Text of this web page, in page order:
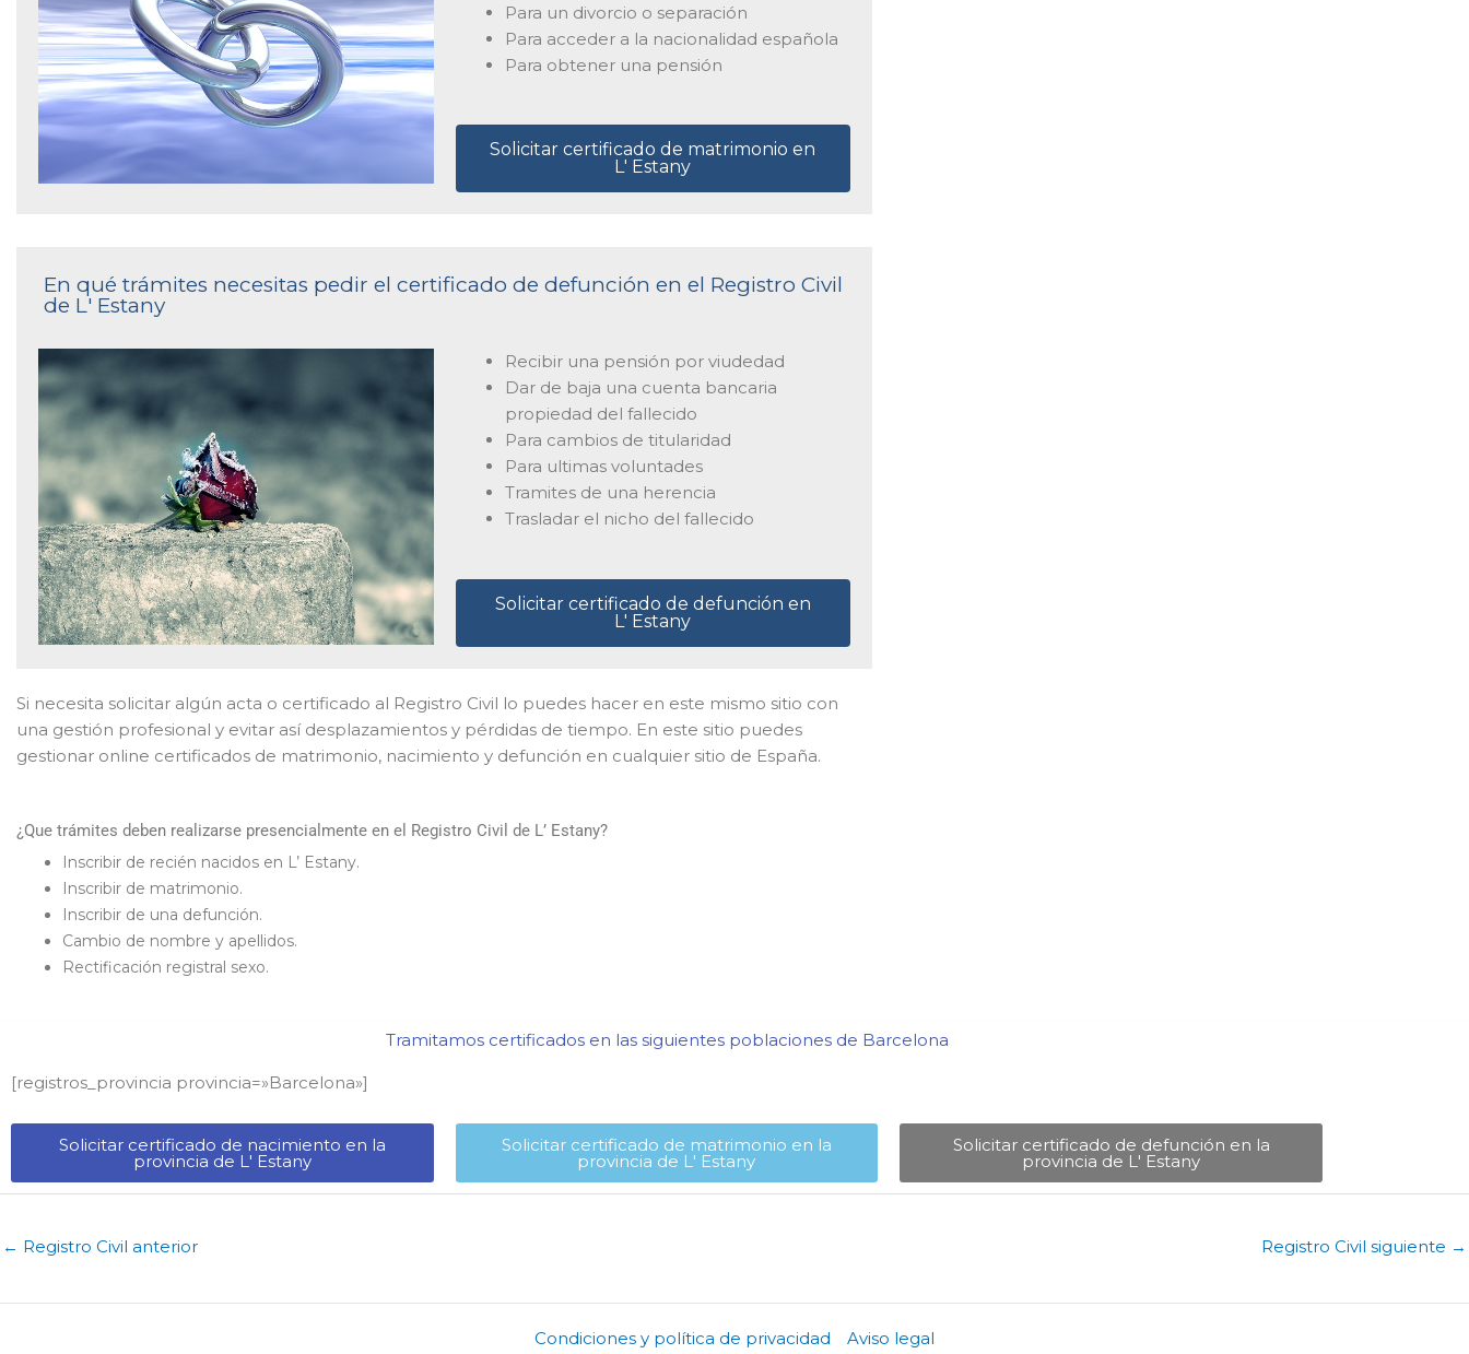
Para un divorcio o separación
Para acceder a la nacionalidad española
Para obtener una pensión
Solicitar certificado de matrimonio en
L' Estany
En qué trámites necesitas pedir el certificado de defunción en el Registro Civil
de L' Estany
Recibir una pensión por viudedad
Dar de baja una cuenta bancaria
propiedad del fallecido
Para cambios de titularidad
Para ultimas voluntades
Tramites de una herencia
Trasladar el nicho del fallecido
Solicitar certificado de defunción en
L' Estany
Si necesita solicitar algún acta o certificado al Registro Civil lo puedes hacer en este mismo sitio con
una gestión profesional y evitar así desplazamientos y pérdidas de tiempo. En este sitio puedes
gestionar online certificados de matrimonio, nacimiento y defunción en cualquier sitio de España.
¿Que trámites deben realizarse presencialmente en el Registro Civil de L’ Estany?
Inscribir de recién nacidos en L’ Estany.
Inscribir de matrimonio.
Inscribir de una defunción.
Cambio de nombre y apellidos.
Rectificación registral sexo.
Tramitamos certificados en las siguientes poblaciones de Barcelona​
[registros_provincia provincia=»Barcelona​»]
Solicitar certificado de nacimiento en la
provincia de L' Estany​
Solicitar certificado de matrimonio en la
provincia de L' Estany​
Solicitar certificado de defunción en la
provincia de L' Estany​
← Registro Civil anterior Registro Civil siguiente →
Condiciones y política de privacidad Aviso legal